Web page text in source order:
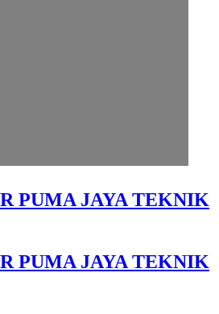
PUMA JAYA TEKNIK
PUMA JAYA TEKNIK